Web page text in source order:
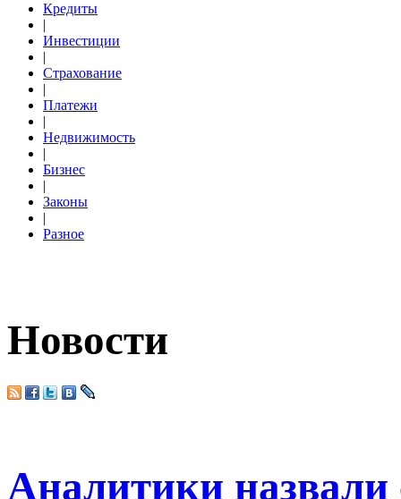
Кредиты
|
Инвестиции
|
Страхование
|
Платежи
|
Недвижимость
|
Бизнес
|
Законы
|
Разное
Новости
Аналитики